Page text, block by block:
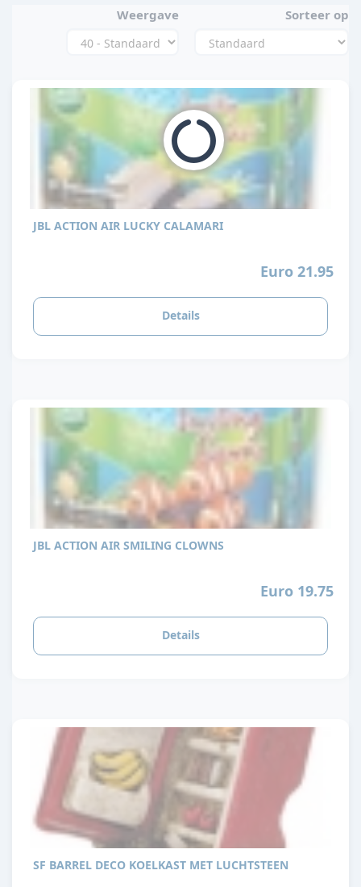
Weergave Sorteer op
JBL ACTION AIR LUCKY CALAMARI
Euro 21.95
Details
JBL ACTION AIR SMILING CLOWNS
Euro 19.75
Details
SF BARREL DECO KOELKAST MET LUCHTSTEEN